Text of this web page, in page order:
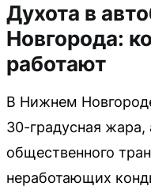
Духота в
Новгорода:
работают
В Нижнем
30-градусная
общественного
неработающих